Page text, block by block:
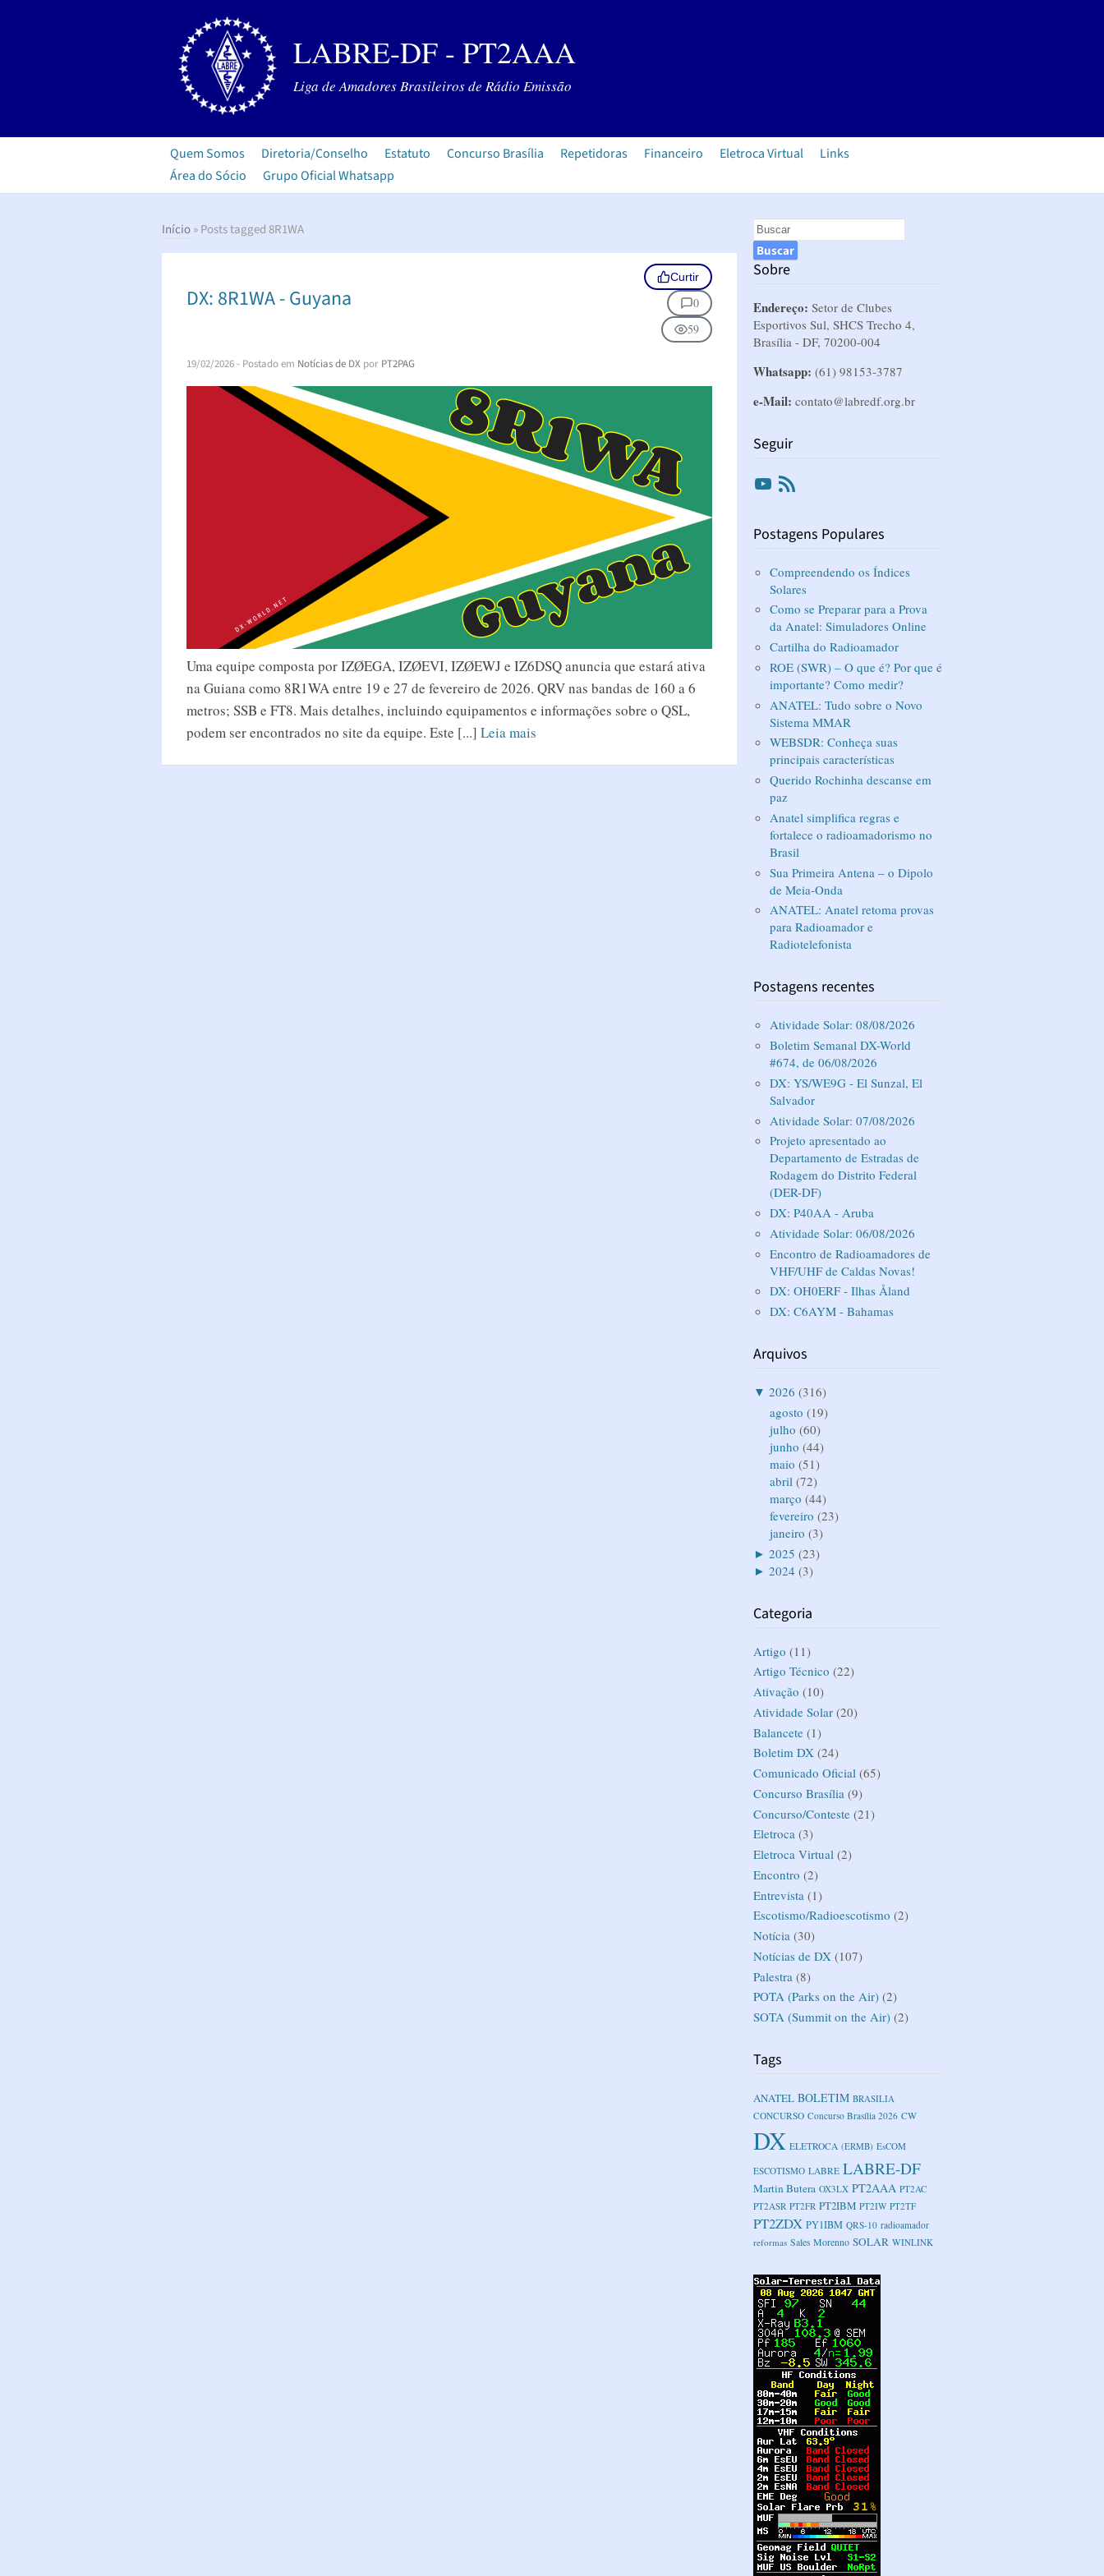
LABRE-DF - PT2AAA
Liga de Amadores Brasileiros de Rádio Emissão
Quem Somos Diretoria/Conselho Estatuto Concurso Brasília Repetidoras Financeiro Eletroca Virtual
Links
Área do Sócio
Grupo Oficial Whatsapp
Início» Posts tagged 8R1WA
DX: 8R1WA - Guyana
Curtir
0
59
19/02/2026- Postado em Notícias de DX por PT2PAG
Uma equipe composta por IZØEGA, IZØEVI, IZØEWJ e IZ6DSQ anuncia que estará ativa
na Guiana como 8R1WA entre 19 e 27 de fevereiro de 2026. QRV nas bandas de 160 a 6
metros; SSB e FT8. Mais detalhes, incluindo equipamentos e informações sobre o QSL,
podem ser encontrados no site da equipe. Este [...] Leia mais
Sobre
Endereço: Setor de Clubes
Esportivos Sul, SHCS Trecho 4,
Brasília - DF, 70200-004
Whatsapp: (61) 98153-3787
e-Mail: contato@labredf.org.br
Seguir
Youtube
Postagens Populares
Compreendendo os Índices
Solares
Como se Preparar para a Prova
da Anatel: Simuladores Online
Cartilha do Radioamador
ROE (SWR) – O que é? Por que é
importante? Como medir?
ANATEL: Tudo sobre o Novo
Sistema MMAR
WEBSDR: Conheça suas
principais características
Querido Rochinha descanse em
paz
Anatel simplifica regras e
fortalece o radioamadorismo no
Brasil
Sua Primeira Antena – o Dipolo
de Meia-Onda
ANATEL: Anatel retoma provas
para Radioamador e
Radiotelefonista
Postagens recentes
Atividade Solar: 08/08/2026
Boletim Semanal DX-World
#674, de 06/08/2026
DX: YS/WE9G - El Sunzal, El
Salvador
Atividade Solar: 07/08/2026
Projeto apresentado ao
Departamento de Estradas de
Rodagem do Distrito Federal
(DER-DF)
DX: P40AA - Aruba
Atividade Solar: 06/08/2026
Encontro de Radioamadores de
VHF/UHF de Caldas Novas!
DX: OH0ERF - Ilhas Åland
DX: C6AYM - Bahamas
Arquivos
▼ 2026 (316)
agosto (19)
julho (60)
junho (44)
maio (51)
abril (72)
março (44)
fevereiro (23)
janeiro (3)
► 2025 (23)
► 2024 (3)
Categoria
Artigo (11)
Artigo Técnico (22)
Ativação (10)
Atividade Solar (20)
Balancete (1)
Boletim DX (24)
Comunicado Oficial (65)
Concurso Brasília (9)
Concurso/Conteste (21)
Eletroca (3)
Eletroca Virtual (2)
Encontro (2)
Entrevista (1)
Escotismo/Radioescotismo (2)
Notícia (30)
Notícias de DX (107)
Palestra (8)
POTA (Parks on the Air) (2)
SOTA (Summit on the Air) (2)
Tags
ANATEL BOLETIM BRASILIA
CONCURSO Concurso Brasília 2026 CW
DX ELETROCA (ERMB) EsCOM
ESCOTISMO LABRE LABRE-DF
Martin Butera OX3LX PT2AAA PT2AC
PT2ASR PT2FR PT2IBM PT2IW PT2TF
PT2ZDX PY1IBM QRS-10 radioamador
reformas Sales Morenno SOLAR WINLINK